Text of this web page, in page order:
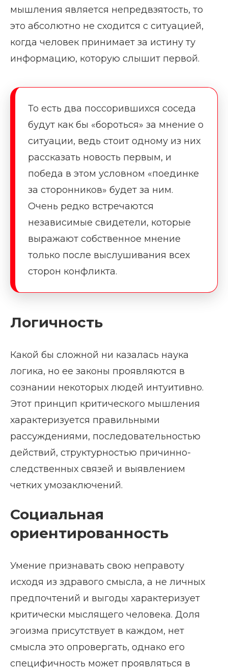
мышления является непредвзятость, то
это абсолютно не сходится с ситуацией,
когда человек принимает за истину ту
информацию, которую слышит первой.
То есть два поссорившихся соседа
будут как бы «бороться» за мнение о
ситуации, ведь стоит одному из них
рассказать новость первым, и
победа в этом условном «поединке
за сторонников» будет за ним.
Очень редко встречаются
независимые свидетели, которые
выражают собственное мнение
только после выслушивания всех
сторон конфликта.
Логичность
Какой бы сложной ни казалась наука
логика, но ее законы проявляются в
сознании некоторых людей интуитивно.
Этот принцип критического мышления
характеризуется правильными
рассуждениями, последовательностью
действий, структурностью причинно-
следственных связей и выявлением
четких умозаключений.
Социальная
ориентированность
Умение признавать свою неправоту
исходя из здравого смысла, а не личных
предпочтений и выгоды характеризует
критически мыслящего человека. Доля
эгоизма присутствует в каждом, нет
смысла это опровергать, однако его
специфичность может проявляться в